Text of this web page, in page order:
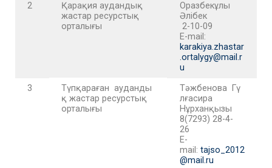
2
Қарақия аудандық
жастар ресурстық
орталығы
Оразбекұлы
Әлібек
2-10-09
E-mail:
karakiya.zhastar
.ortalygy@mail.r
u
3
Түпқараған ауданды
қ жастар ресурстық
орталығы
Тәжбенова Гү
лғасира
Нұрханқызы
8(7293) 28-4-
26
E-
mail: tajso_2012
@mail.ru